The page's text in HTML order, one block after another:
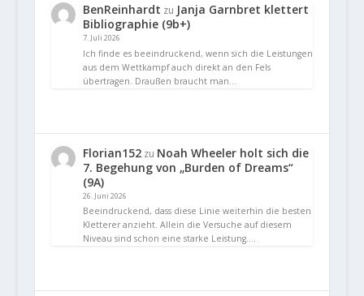
BenReinhardt zu Janja Garnbret klettert
Bibliographie (9b+)
7. Juli 2026
Ich finde es beeindruckend, wenn sich die Leistungen
aus dem Wettkampf auch direkt an den Fels
übertragen. Draußen braucht man…
Florian152zu Noah Wheeler holt sich die
7. Begehung von „Burden of Dreams“
(9A)
26. Juni 2026
Beeindruckend, dass diese Linie weiterhin die besten
Kletterer anzieht. Allein die Versuche auf diesem
Niveau sind schon eine starke Leistung.…